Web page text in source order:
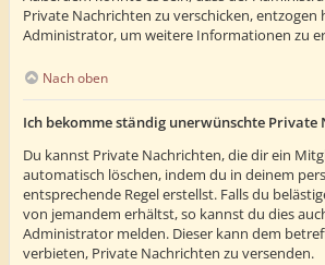
Private Nachrichten zu verschicken, entzogen
Administrator, um weitere Informationen zu
Nach oben
Ich bekomme ständig unerwünschte Private
Du kannst Private Nachrichten, die dir ein
automatisch löschen, indem du in deinem
entsprechende Regel erstellst. Falls du
von jemandem erhältst, so kannst du dies
Administrator melden. Dieser kann dem
verbieten, Private Nachrichten zu versenden.